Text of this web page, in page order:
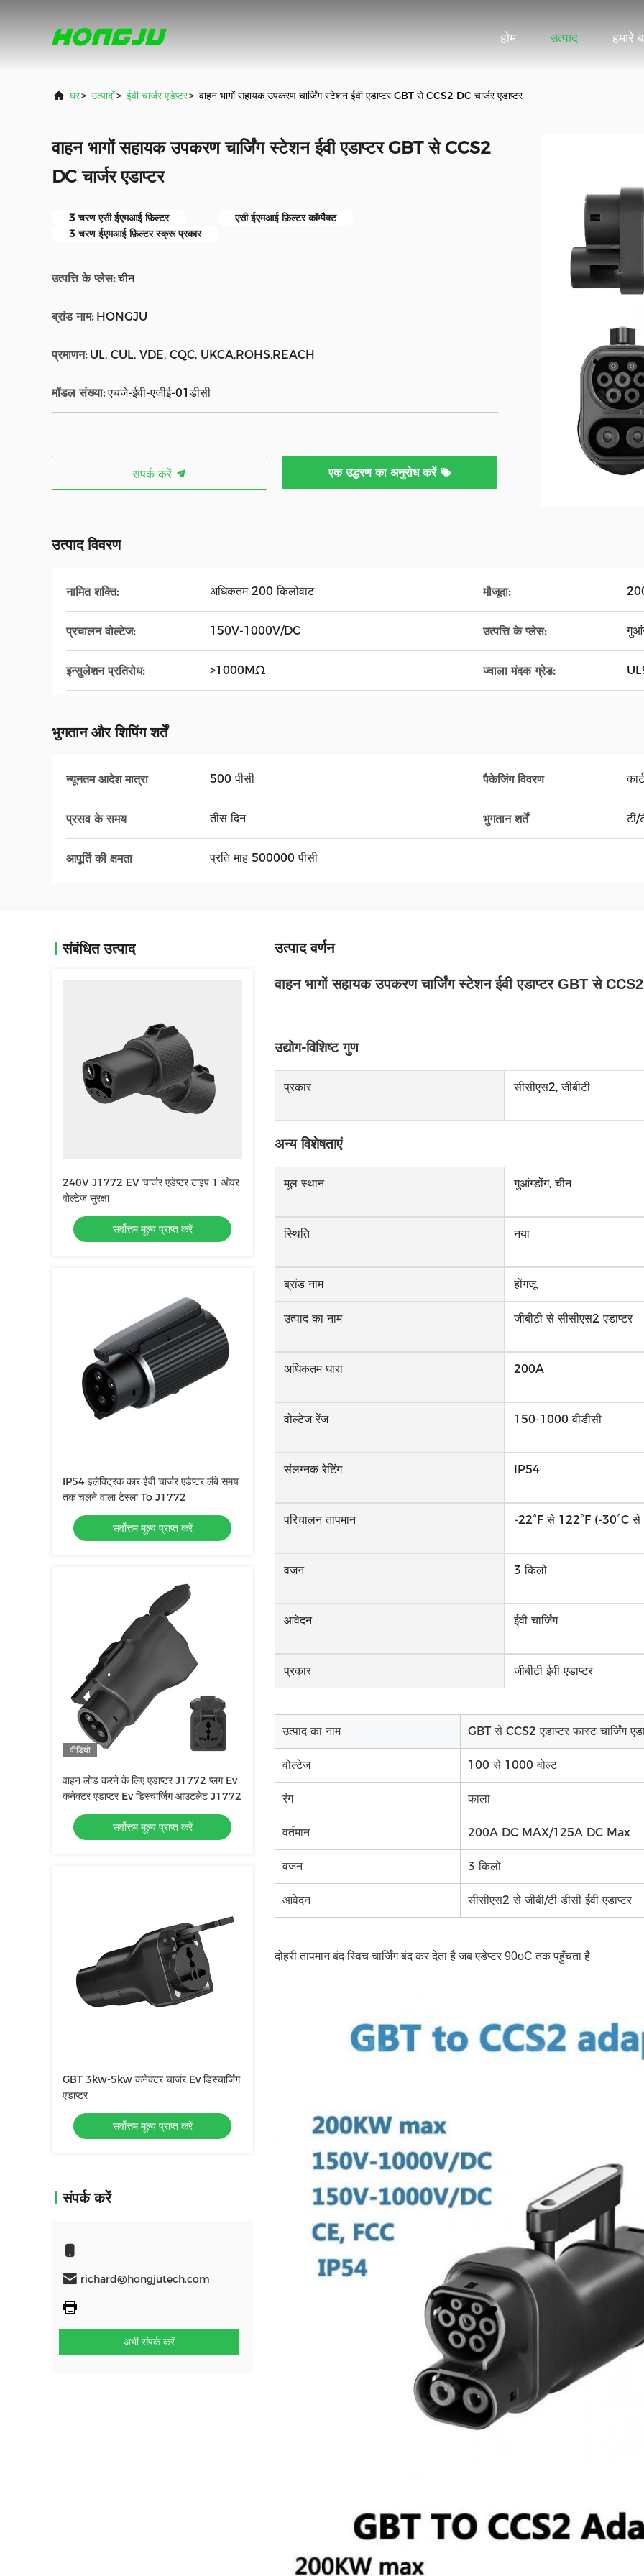
होम उत्पाद हमारे
घर> उत्पादों> ईवी चार्जर एडेप्टर> वाहन भागों सहायक उपकरण चार्जिंग स्टेशन ईवी एडाप्टर GBT से CCS2 DC चार्जर एडाप्टर
वाहन भागों सहायक उपकरण चार्जिंग स्टेशन ईवी एडाप्टर GBT से CCS2
DC चार्जर एडाप्टर
3 चरण एसी ईएमआई फ़िल्टर
एसी ईएमआई फ़िल्टर कॉम्पैक्ट
3 चरण ईएमआई फ़िल्टर स्क्रू प्रकार
उत्पत्ति के प्लेस: चीन
ब्रांड नाम: HONGJU
प्रमाणन: UL, CUL, VDE, CQC, UKCA,ROHS,REACH
मॉडल संख्या: एचजे-ईवी-एजीई-01डीसी
संपर्क करें एक उद्धरण का अनुरोध करें
उत्पाद विवरण
नामित शक्ति: अधिकतम 200 किलोवाट मौजूदा:
प्रचालन वोल्टेज: 150V-1000V/DC उत्पत्ति के प्लेस:
इन्सुलेशन प्रतिरोध: >1000MΩ ज्वाला मंदक ग्रेड:
भुगतान और शिपिंग शर्तें
न्यूनतम आदेश मात्रा 500 पीसी पैकेजिंग विवरण
प्रसव के समय तीस दिन भुगतान शर्तें टी/
आपूर्ति की क्षमता प्रति माह 500000 पीसी
संबंधित उत्पाद
240V J1772 EV चार्जर एडेप्टर टाइप 1 ओवर
वोल्टेज सुरक्षा
सर्वोत्तम मूल्य प्राप्त करें
IP54 इलेक्ट्रिक कार ईवी चार्जर एडेप्टर लंबे समय
तक चलने वाला टेस्ला To J1772
सर्वोत्तम मूल्य प्राप्त करें
वीडियो
वाहन लोड करने के लिए एडाप्टर J1772 प्लग Ev
कनेक्टर एडाप्टर Ev डिस्चार्जिंग आउटलेट J1772
सर्वोत्तम मूल्य प्राप्त करें
GBT 3kw-5kw कनेक्टर चार्जर Ev डिस्चार्जिंग
एडाप्टर
सर्वोत्तम मूल्य प्राप्त करें
संपर्क करें
richard@hongjutech.com
अभी संपर्क करें
उत्पाद वर्णन
वाहन भागों सहायक उपकरण चार्जिंग स्टेशन ईवी एडाप्टर GBT से CCS2
उद्योग-विशिष्ट गुण
प्रकार सीसीएस2, जीबीटी
अन्य विशेषताएं
मूल स्थान गुआंग्डोंग, चीन
स्थिति नया
ब्रांड नाम होंगजू
उत्पाद का नाम जीबीटी से सीसीएस2 एडाप्टर
अधिकतम धारा 200A
वोल्टेज रेंज 150-1000 वीडीसी
संलग्नक रेटिंग IP54
परिचालन तापमान -22°F से 122°F (-30°C से
वजन 3 किलो
आवेदन ईवी चार्जिंग
प्रकार जीबीटी ईवी एडाप्टर
उत्पाद का नाम GBT से CCS2 एडाप्टर फास्ट चार्जिंग
वोल्टेज 100 से 1000 वोल्ट
रंग काला
वर्तमान 200A DC MAX/125A DC Max
वजन 3 किलो
आवेदन सीसीएस2 से जीबी/टी डीसी ईवी एडाप्टर
दोहरी तापमान बंद स्विच चार्जिंग बंद कर देता है जब एडेप्टर 90oC तक पहुँचता है